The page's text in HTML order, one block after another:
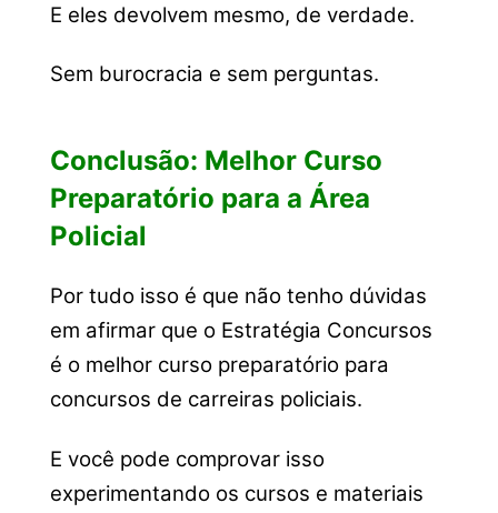
E eles devolvem mesmo, de verdade.
Sem burocracia e sem perguntas.
Conclusão: Melhor Curso
Preparatório para a Área
Policial
Por tudo isso é que não tenho dúvidas
em afirmar que o Estratégia Concursos
é o melhor curso preparatório para
concursos de carreiras policiais.
E você pode comprovar isso
experimentando os cursos e materiais